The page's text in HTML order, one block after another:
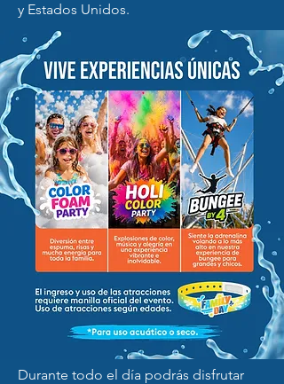
y Estados Unidos.
Durante todo el día podrás disfrutar